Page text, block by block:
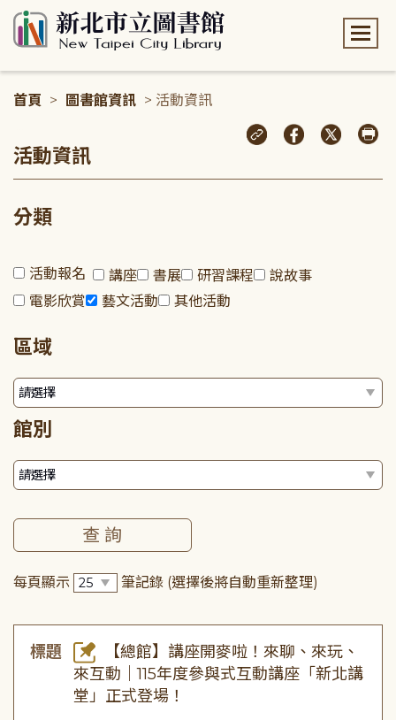
首頁 > 圖書館資訊 > 活動資訊
活動資訊
分類
活動報名 講座 書展 研習課程
說故事
電影欣賞
藝文活動 其他活動
區域
館別
每頁顯示 筆記錄 (選擇後將自動重新整理)
標題
【總館】講座開麥啦！來聊、來玩、
來互動｜115年度參與式互動講座「新北講
堂」正式登場！